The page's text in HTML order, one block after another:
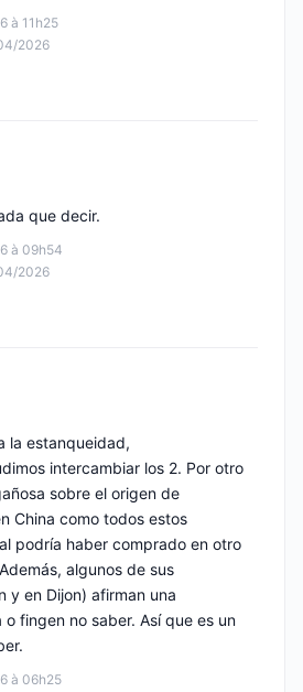
à 11h25
2026
à 09h54
2026
que decir.
à 06h25
la estanqueidad,
intercambiar los 2. Por otro
sobre el origen de
China como todos estos
podría haber comprado en otro
algunos de sus
y en Dijon) afirman una
fingen no saber. Así que es un